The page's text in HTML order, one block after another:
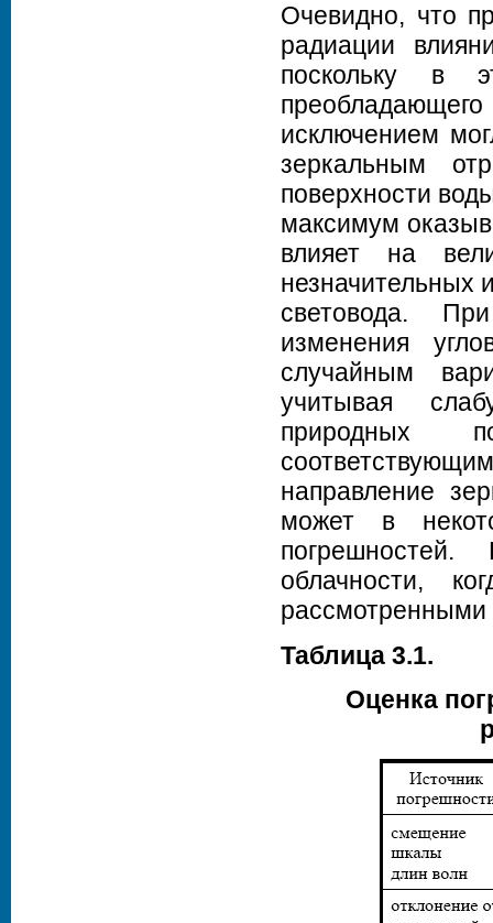
Очевидно, что
радиации
поскольку в
исключением
зеркальным
поверхности
максимум
влияет на
незначительных
световода.
изменения
случайным
учитывая
природных
направление
может в
облачности,
Таблица 3.1.
Оценка